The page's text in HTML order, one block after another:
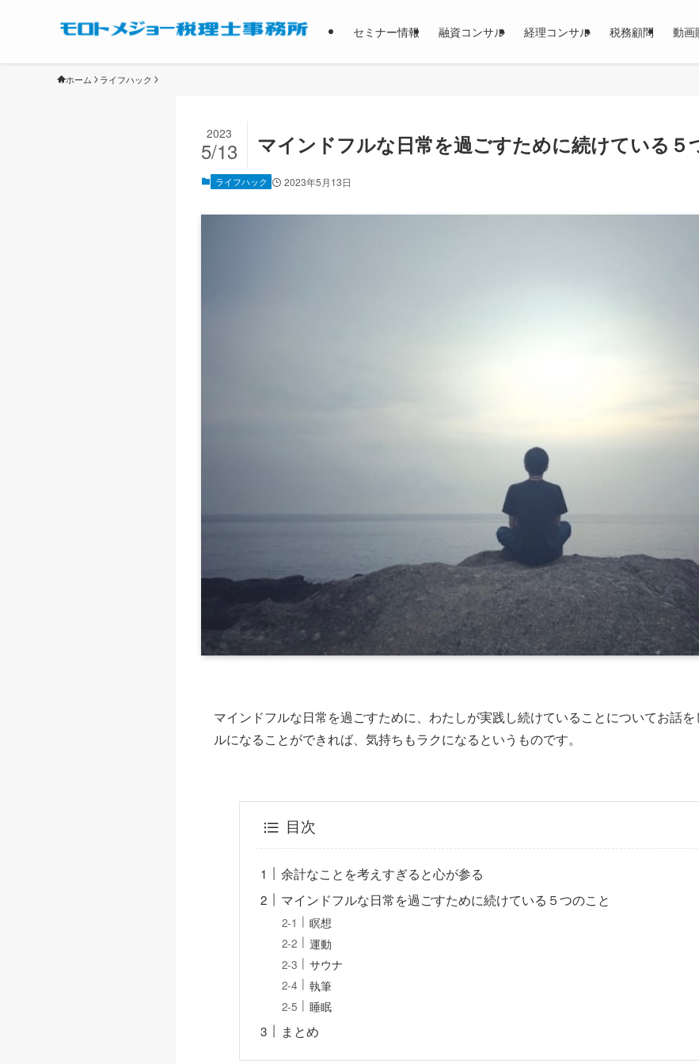
セミナー情報 融資コンサル 経理コンサル 税務顧問 動画
ホーム ライフハック
マインドフルな日常を過ごすために続けている５
2023
5/13
ライフハック 2023年5月13日
マインドフルな日常を過ごすために、わたしが実践し続けていることについてお話
ルになることができれば、気持ちもラクになるというものです。
目次
余計なことを考えすぎると心が参る
マインドフルな日常を過ごすために続けている５つのこと
瞑想
運動
サウナ
執筆
睡眠
まとめ